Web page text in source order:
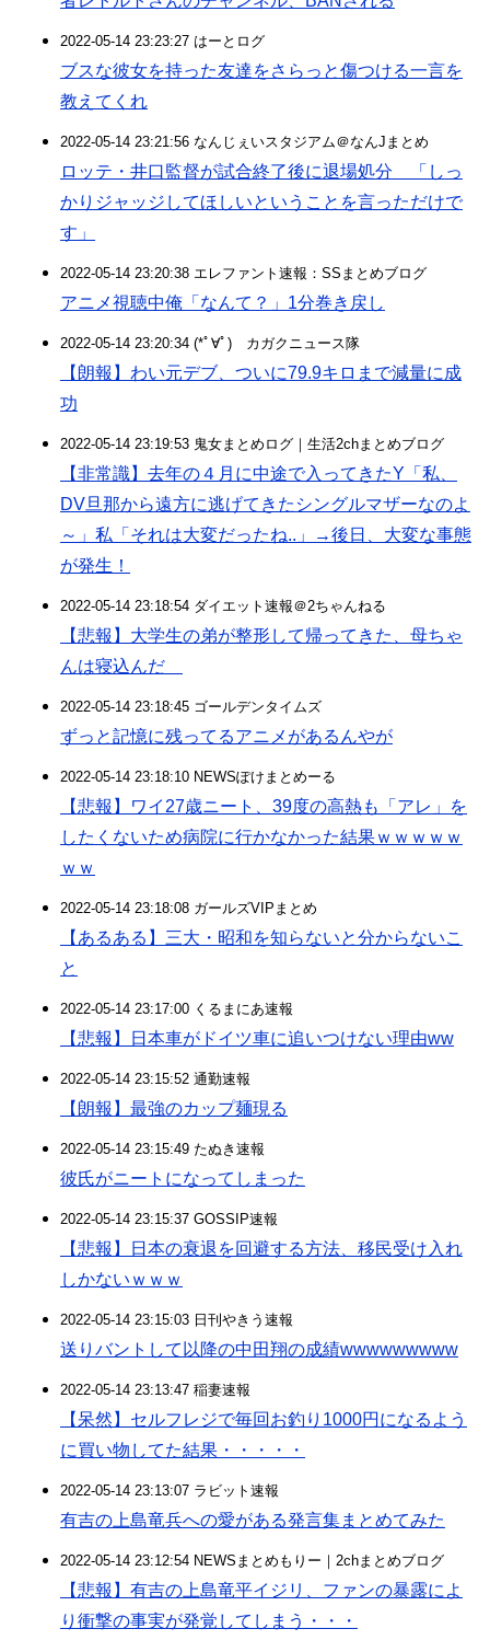
2022-05-14 23:23:27 はーとログ
ブスな彼女を持った友達をさらっと傷つける一言を
教えてくれ
2022-05-14 23:21:56 なんじぇいスタジアム＠なんJまとめ
ロッテ・井口監督が試合終了後に退場処分 「しっ
かりジャッジしてほしいということを言っただけで
す」
2022-05-14 23:20:38 エレファント速報：SSまとめブログ
アニメ視聴中俺「なんて？」1分巻き戻し
2022-05-14 23:20:34 (*ﾟ∀ﾟ)ゞカガクニュース隊
【朗報】わい元デブ、ついに79.9キロまで減量に成
功
2022-05-14 23:19:53 鬼女まとめログ｜生活2chまとめブログ
【非常識】去年の４月に中途で入ってきたY「私、
DV旦那から遠方に逃げてきたシングルマザーなのよ
～」私「それは大変だったね..」→後日、大変な事態
が発生！
2022-05-14 23:18:54 ダイエット速報＠2ちゃんねる
【悲報】大学生の弟が整形して帰ってきた、母ちゃ
んは寝込んだ
2022-05-14 23:18:45 ゴールデンタイムズ
ずっと記憶に残ってるアニメがあるんやが
2022-05-14 23:18:10 NEWSぽけまとめーる
【悲報】ワイ27歳ニート、39度の高熱も「アレ」を
したくないため病院に行かなかった結果ｗｗｗｗｗ
ｗｗ
2022-05-14 23:18:08 ガールズVIPまとめ
【あるある】三大・昭和を知らないと分からないこ
と
2022-05-14 23:17:00 くるまにあ速報
【悲報】日本車がドイツ車に追いつけない理由ww
2022-05-14 23:15:52 通勤速報
【朗報】最強のカップ麺現る
2022-05-14 23:15:49 たぬき速報
彼氏がニートになってしまった
2022-05-14 23:15:37 GOSSIP速報
【悲報】日本の衰退を回避する方法、移民受け入れ
しかないｗｗｗ
2022-05-14 23:15:03 日刊やきう速報
送りバントして以降の中田翔の成績wwwwwwwww
2022-05-14 23:13:47 稲妻速報
【呆然】セルフレジで毎回お釣り1000円になるよう
に買い物してた結果・・・・・
2022-05-14 23:13:07 ラビット速報
有吉の上島竜兵への愛がある発言集まとめてみた
2022-05-14 23:12:54 NEWSまとめもりー｜2chまとめブログ
【悲報】有吉の上島竜平イジリ、ファンの暴露によ
り衝撃の事実が発覚してしまう・・・